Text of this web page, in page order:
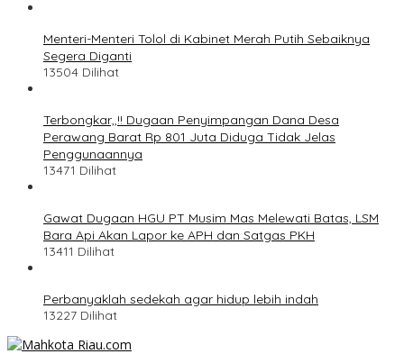
Menteri-Menteri Tolol di Kabinet Merah Putih Sebaiknya
Segera Diganti
13504 Dilihat
Terbongkar,,!! Dugaan Penyimpangan Dana Desa
Perawang Barat Rp 801 Juta Diduga Tidak Jelas
Penggunaannya
13471 Dilihat
Gawat Dugaan HGU PT Musim Mas Melewati Batas, LSM
Bara Api Akan Lapor ke APH dan Satgas PKH
13411 Dilihat
Perbanyaklah sedekah agar hidup lebih indah
13227 Dilihat